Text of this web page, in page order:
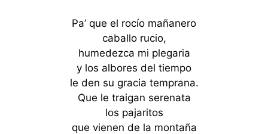
Pa’ que el rocío mañanero
caballo rucio,
humedezca mi plegaria
y los albores del tiempo
le den su gracia temprana.
Que le traigan serenata
los pajaritos
que vienen de la montaña